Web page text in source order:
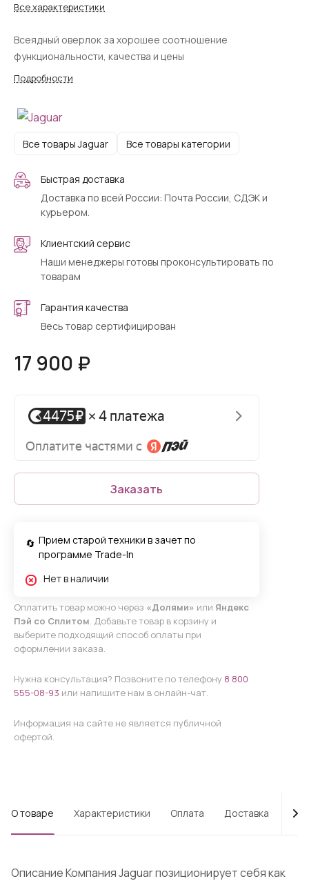
Все характеристики
Всеядный оверлок за хорошее соотношение
функциональности, качества и цены
Подробности
Все товары Jaguar Все товары категории
Быстрая доставка
Доставка по всей России: Почта России, СДЭК и
курьером.
Клиентский сервис
Наши менеджеры готовы проконсультировать по
товарам
Гарантия качества
Весь товар сертифицирован
17 900 ₽
Заказать
Прием старой техники в зачет по
программе Trade-In
Нет в наличии
Оплатить товар можно через «Долями» или Яндекс
Пэй со Сплитом. Добавьте товар в корзину и
выберите подходящий способ оплаты при
оформлении заказа.
Нужна консультация? Позвоните по телефону 8 800
555-08-93 или напишите нам в онлайн-чат.
Информация на сайте не является публичной
офертой.
О товаре Характеристики Оплата Доставка
Описание Компания Jaguar позиционирует себя как